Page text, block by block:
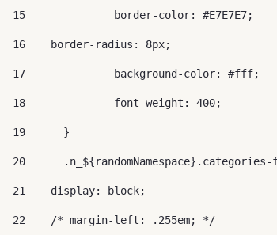
15
		border-color: #E7E7E7;
16
    border-radius: 8px;
17
		background-color: #fff;
18
		font-weight: 400;
19
	}
20
21
    display: block;
22
    /* margin-left: .255em; */